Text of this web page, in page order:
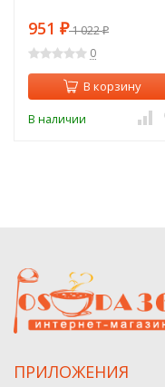
951 ₽1 022₽
0
В корзину
В наличии
ПРИЛОЖЕНИЯ